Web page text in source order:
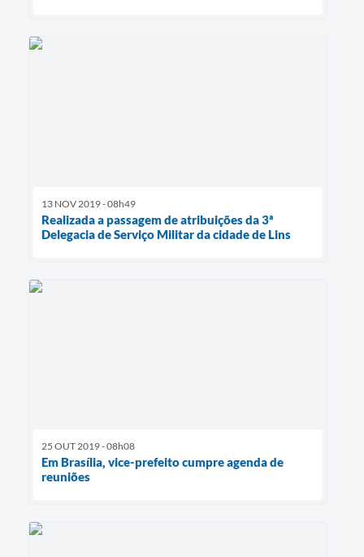
13 NOV 2019 - 08h49
Realizada a passagem de atribuições da 3ª
Delegacia de Serviço Militar da cidade de Lins
25 OUT 2019 - 08h08
Em Brasília, vice-prefeito cumpre agenda de
reuniões